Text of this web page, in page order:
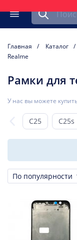
Меню
Найти
Главная Каталог
Realme
Рамки для
У нас вы можете
C25 C25s
Сортировка